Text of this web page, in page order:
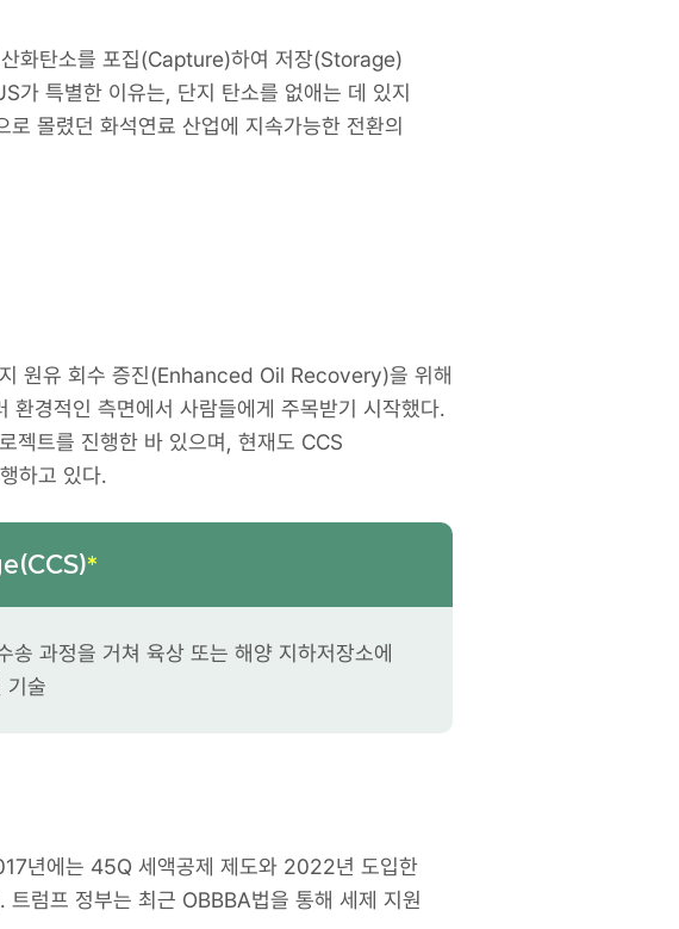
화탄소를 포집(Capture)하여 저장(Storage)
가 특별한 이유는, 단지 탄소를 없애는 데 있지
몰렸던 화석연료 산업에 지속가능한 전환의
원유 회수 증진(Enhanced Oil Recovery)을 위해
경적인 측면에서 사람들에게 주목받기 시작했다.
트를 진행한 바 있으며, 현재도 CCS
하고 있다.
*
송 과정을 거쳐 육상 또는 해양 지하저장소에
기술
년에는 45Q 세액공제 제도와 2022년 도입한
럼프 정부는 최근 OBBBA법을 통해 세제 지원